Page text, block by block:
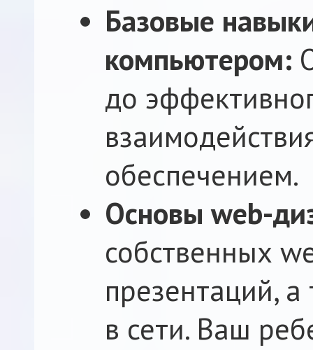
Базовые
компьютером:
до
обеспечением.
Основы web-
собственных
презентаций,
в сети. Ваш